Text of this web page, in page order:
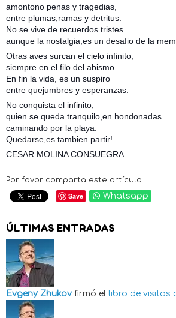
amontono penas y tragedias,
entre plumas,ramas y detritus.
No se vive de recuerdos tristes
aunque la nostalgia,es un desafio de la
Otras aves surcan el cielo infinito,
siempre en el filo del abismo.
En fin la vida, es un suspiro
entre quejumbres y esperanzas.
No conquista el infinito,
quien se queda tranquilo,en hondonadas
caminando por la playa.
Quedarse,es tambien partir!
CESAR MOLINA CONSUEGRA.
Por favor comparta este artículo:
Save Whatsapp
ÚLTIMAS ENTRADAS
Evgeny Zhukov firmó el libro de visitas